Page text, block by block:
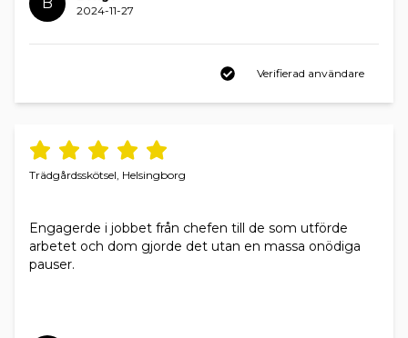
2024-11-27
Verifierad användare
Trädgårdsskötsel, Helsingborg
Engagerde i jobbet från chefen till de som utförde
arbetet och dom gjorde det utan en massa onödiga
pauser.